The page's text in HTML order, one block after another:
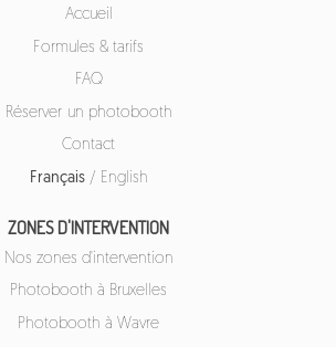
Accueil
Formules & tarifs
FAQ
Réserver un photobooth
Contact
Français/ English
ZONES D'INTERVENTION
Nos zones d'intervention
Photobooth à Bruxelles
Photobooth à Wavre